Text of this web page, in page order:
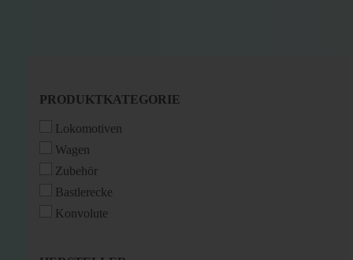
PRODUKTKATEGORIE
PRODUKTKATEGORIE
Lokomotiven
Wagen
Zubehör
Bastlerecke
Konvolute